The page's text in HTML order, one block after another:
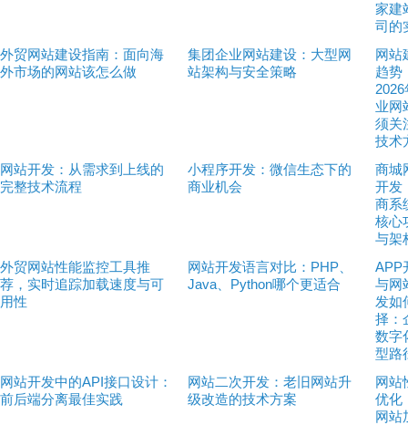
家建
司的
外贸网站建设指南：面向海
外市场的网站该怎么做
集团企业网站建设：大型网
站架构与安全策略
网站
趋势
业网
须关
技术
网站开发：从需求到上线的
完整技术流程
小程序开发：微信生态下的
商业机会
商城
开发
商系
核心
与架
外贸网站性能监控工具推
荐，实时追踪加载速度与可
用性
网站开发语言对比：PHP、
Java、Python哪个更适合
APP
与网
发如
择：
数字
型路
网站开发中的API接口设计：
前后端分离最佳实践
网站二次开发：老旧网站升
级改造的技术方案
网站
优化
网站